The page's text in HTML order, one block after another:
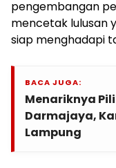
pengembangan
mencetak lulusan
siap menghadapi
BACA JUGA:
Menariknya
Darmajaya,
Lampung